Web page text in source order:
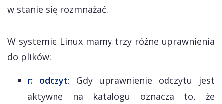
w stanie się rozmnażać.
W systemie Linux mamy trzy różne uprawnienia
do plików:
r: odczyt: Gdy uprawnienie odczytu jest
aktywne na katalogu oznacza to, że